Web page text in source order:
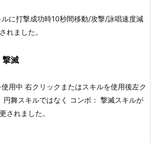
に打撃成功時10秒間移動/攻撃/詠唱速度減
れました。
撃滅
用中 右クリックまたはスキルを使用後左ク
円舞スキルではなく コンボ： 撃滅スキルが
されました。